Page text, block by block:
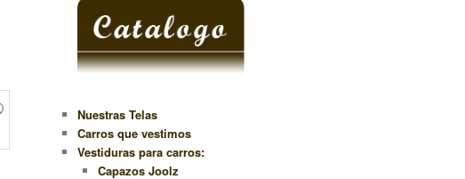
Nuestras Telas
Carros que vestimos
Vestiduras para carros:
Capazos Joolz